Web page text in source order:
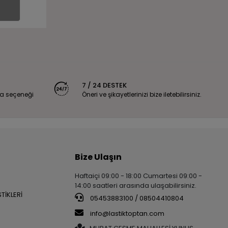
seçeneği
7 / 24 DESTEK
Öneri ve şikayetlerinizi bize iletebilirsiniz.
Bize Ulaşın
Haftaiçi 09:00 - 18:00 Cumartesi 09:00 -
14:00 saatleri arasında ulaşabilirsiniz.
05453883100 / 08504410804
info@lastiktoptan.com